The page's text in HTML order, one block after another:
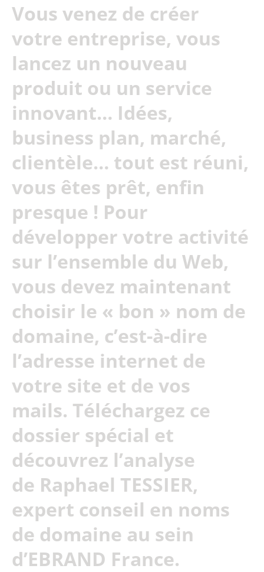
Vous venez de créer
votre entreprise, vous
lancez un nouveau
produit ou un service
innovant… Idées,
business plan, marché,
clientèle… tout est réuni,
vous êtes prêt, enfin
presque ! Pour
développer votre activité
sur l’ensemble du Web,
vous devez maintenant
choisir le « bon » nom de
domaine, c’est-à-dire
l’adresse internet de
votre site et de vos
mails. Téléchargez ce
dossier spécial et
découvrez l’analyse
de Raphael TESSIER,
expert conseil en noms
de domaine au sein
d’EBRAND France.